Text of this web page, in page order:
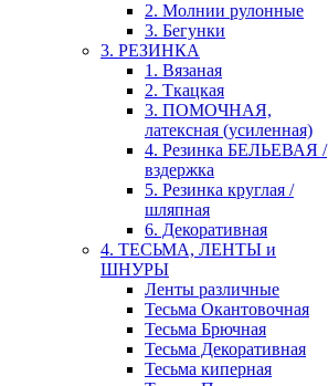
2. Молнии рулонные
3. Бегунки
3. РЕЗИНКА
1. Вязаная
2. Ткацкая
3. ПОМОЧНАЯ,
латексная (усиленная)
4. Резинка БЕЛЬЕВАЯ /
вздержка
5. Резинка круглая /
шляпная
6. Декоративная
4. ТЕСЬМА, ЛЕНТЫ и
ШНУРЫ
Ленты различные
Тесьма Окантовочная
Тесьма Брючная
Тесьма Декоративная
Тесьма киперная